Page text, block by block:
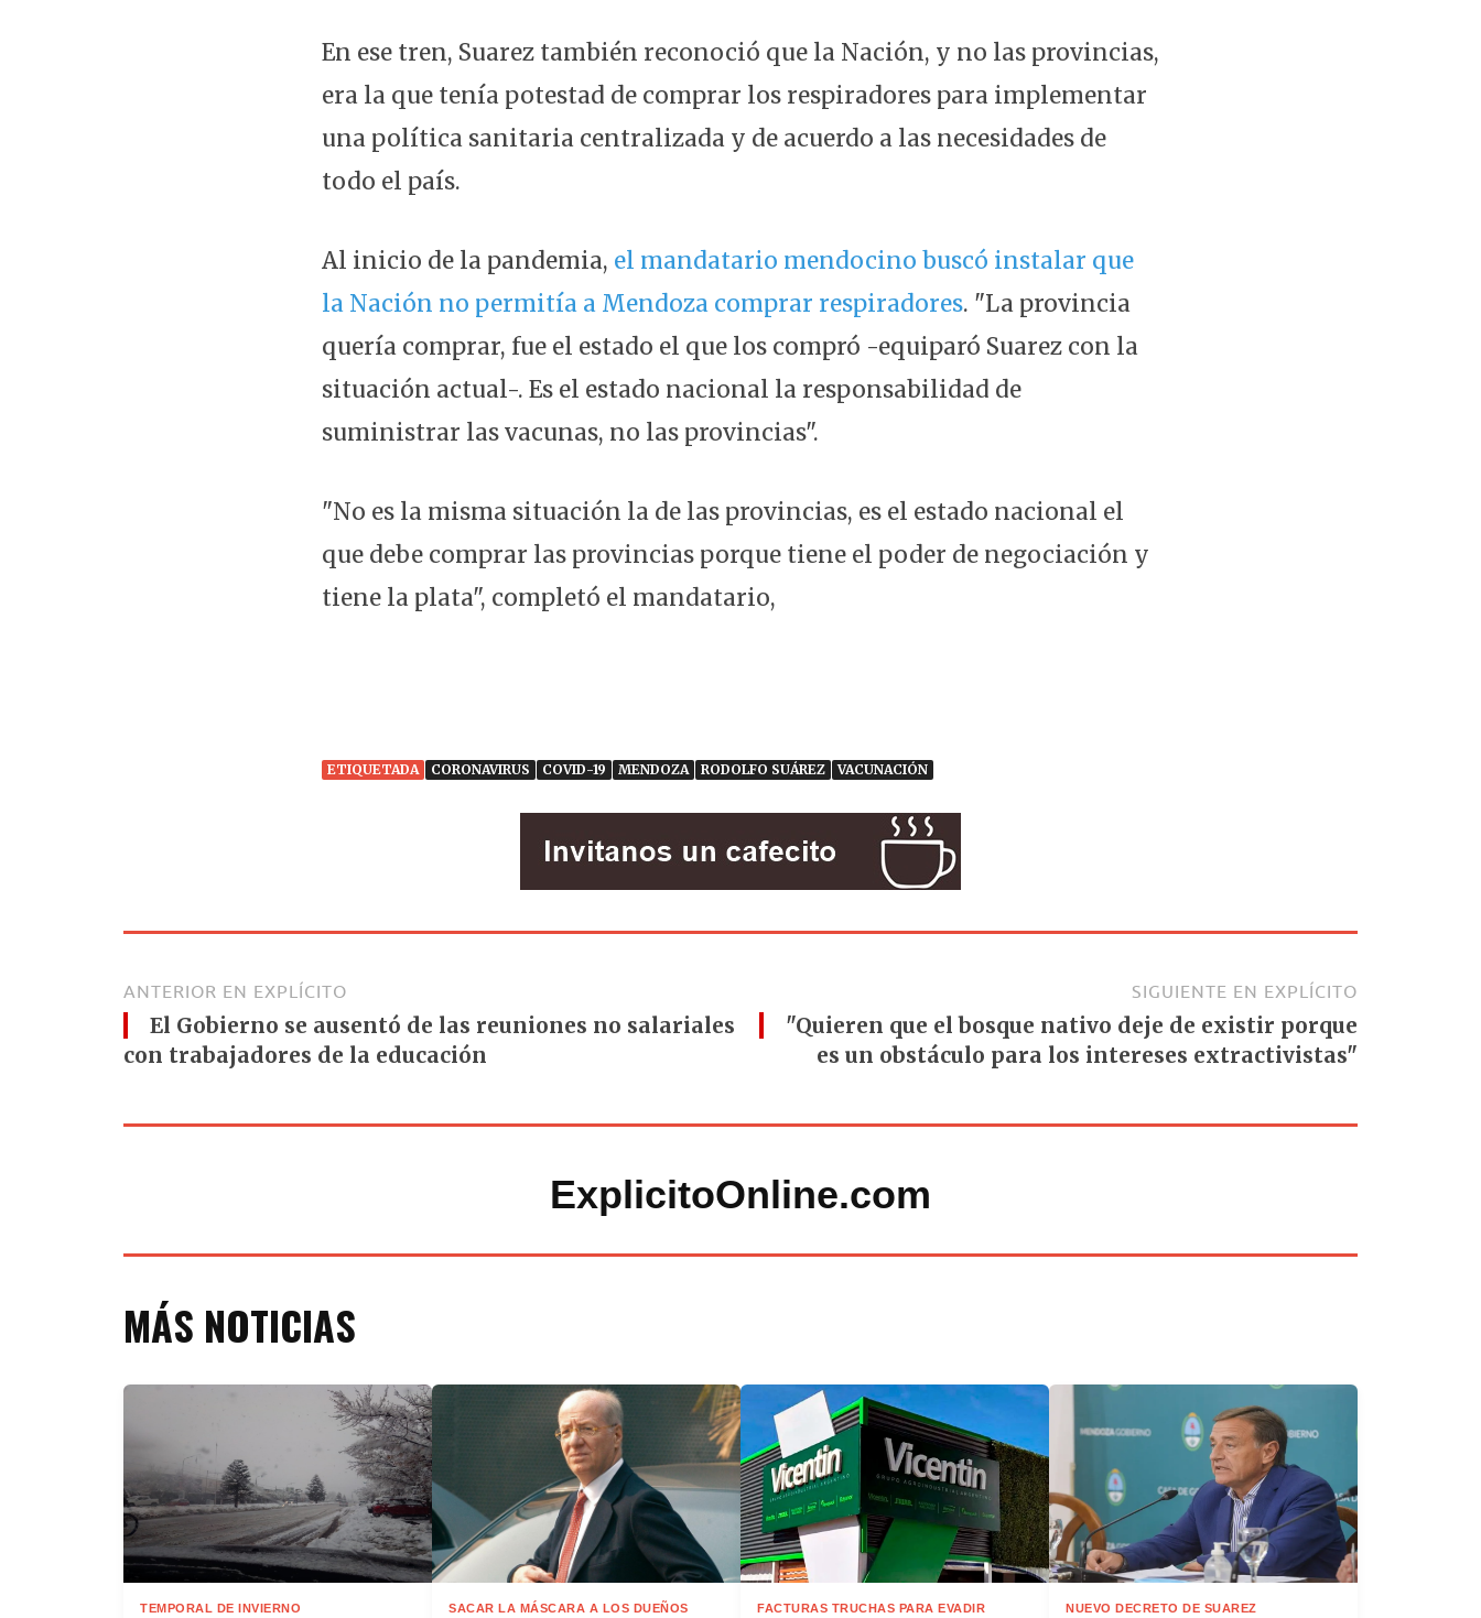
En ese tren, Suarez también reconoció que la Nación, y no las provincias,
era la que tenía potestad de comprar los respiradores para implementar
una política sanitaria centralizada y de acuerdo a las necesidades de
todo el país.
Al inicio de la pandemia, el mandatario mendocino buscó instalar que
la Nación no permitía a Mendoza comprar respiradores. "La provincia
quería comprar, fue el estado el que los compró -equiparó Suarez con la
situación actual-. Es el estado nacional la responsabilidad de
suministrar las vacunas, no las provincias".
"No es la misma situación la de las provincias, es el estado nacional el
que debe comprar las provincias porque tiene el poder de negociación y
tiene la plata", completó el mandatario,
ETIQUETADA CORONAVIRUS COVID-19 MENDOZA RODOLFO SUÁREZ VACUNACIÓN
ANTERIOR EN EXPLÍCITO
El Gobierno se ausentó de las reuniones no salariales
con trabajadores de la educación
SIGUIENTE EN EXPLÍCITO
"Quieren que el bosque nativo deje de existir porque
es un obstáculo para los intereses extractivistas"
ExplicitoOnline.com
MÁS NOTICIAS
TEMPORAL DE INVIERNO SACAR LA MÁSCARA A LOS DUEÑOS FACTURAS TRUCHAS PARA EVADIR NUEVO DECRETO DE SUAREZ